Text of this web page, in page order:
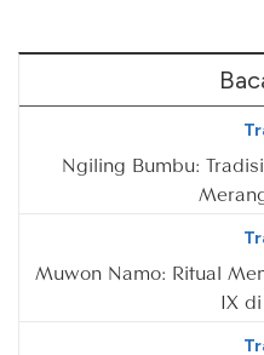
Ngiling Bumbu:
Muwon Namo: Ritual
IX